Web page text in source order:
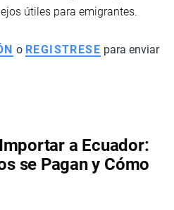
útiles para emigrantes.
o REGISTRESE para enviar
a Ecuador:
se Pagan y Cómo